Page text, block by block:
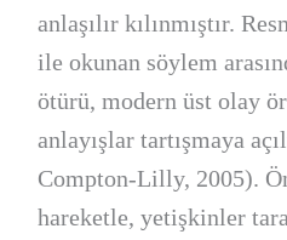
anlaşılır kılınmıştır.
ile okunan söylem
ötürü, modern üst olay
anlayışlar tartışmaya
Compton-Lilly, 2005).
hareketle, yetişkinler